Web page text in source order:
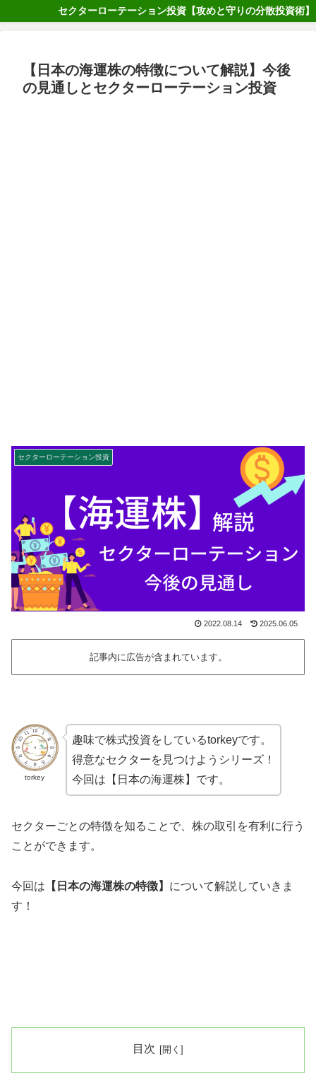
セクターローテーション投資【攻めと守りの分散投資術】
【日本の海運株の特徴について解説】今後
の見通しとセクターローテーション投資
セクターローテーション投資
2022.08.14 2025.06.05
記事内に広告が含まれています。
torkey
趣味で株式投資をしているtorkeyです。
得意なセクターを見つけようシリーズ！
今回は【日本の海運株】です。
セクターごとの特徴を知ることで、株の取引を有利に行う
ことができます。
今回は 【日本の海運株の特徴】 について解説していきま
す！
目次